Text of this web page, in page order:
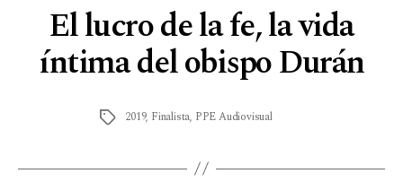
El lucro de la fe, la vida
íntima del obispo Durán
2019, Finalista, PPE Audiovisual